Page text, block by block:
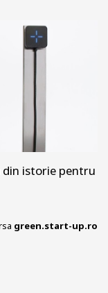
din istorie pentru
green.start-up.ro